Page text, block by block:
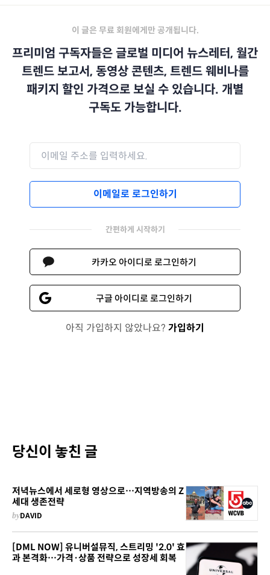
이 글은 무료 회원에게만 공개됩니다.
프리미엄 구독자들은 글로벌 미디어 뉴스레터, 월간
트렌드 보고서, 동영상 콘텐츠, 트렌드 웨비나를
패키지 할인 가격으로 보실 수 있습니다. 개별
구독도 가능합니다.
이메일로 로그인하기
간편하게 시작하기
카카오 아이디로 로그인하기
구글 아이디로 로그인하기
아직 가입하지 않았나요? 가입하기
당신이 놓친 글
저녁뉴스에서 세로형 영상으로…지역방송의 Z
세대 생존전략
byDAVID
[DML NOW] 유니버설뮤직, 스트리밍 '2.0' 효
과 본격화…가격·상품 전략으로 성장세 회복